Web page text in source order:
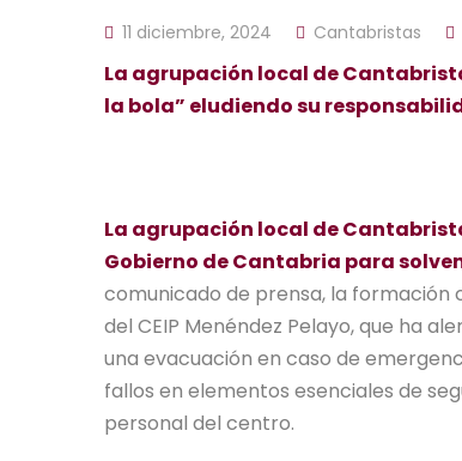
11 diciembre, 2024 Cantabristas
La agrupación local de
la bola” eludiendo su
La agrupación local de
Gobierno de Cantabria para
comunicado de prensa, la formación
del CEIP Menéndez Pelayo, que ha
una evacuación en caso de
fallos en elementos esenciales de
personal del centro.